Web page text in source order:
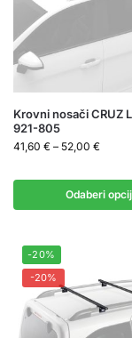
Krovni nosači CRUZ
921-805
41,60 € – 52,00 €
Odaberi
-20%
-20%